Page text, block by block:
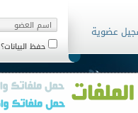
حفظ البيانات؟
عضوية